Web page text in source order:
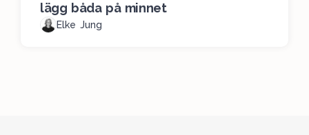
lägg båda på minnet
Elke Jung